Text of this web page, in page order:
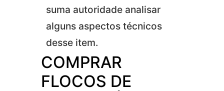
suma autoridade analisar
alguns aspectos técnicos
desse item.
COMPRAR
FLOCOS DE